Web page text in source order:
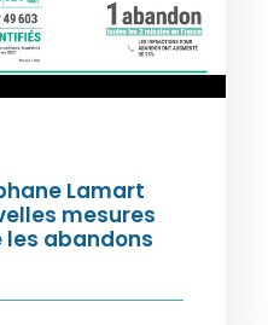
Lamart
mesures
abandons